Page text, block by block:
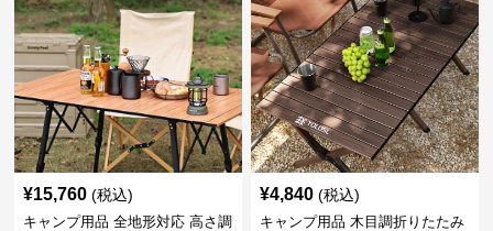
¥15,760 (税込)
キャンプ用品 全地形対応 高さ調
¥4,840 (税込)
キャンプ用品 木目調折りたたみ